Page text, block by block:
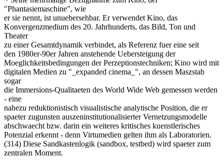
"Phantasiemaschine", wie
er sie nennt, ist unuebersehbar. Er verwendet Kino, das
Konvergenzmedium des 20. Jahrhunderts, das Bild, Ton und
Theater
zu einer Gesamtdynamik verbindet, als Referenz fuer eine seit
den 1980er-90er Jahren anstehende Uebersteigung der
Moeglichkeitsbedingungen der Perzeptionstechniken; Kino wird mit
digitalen Medien zu "_expanded cinema_", an dessen Maszstab
sogar
die Immersions-Qualitaeten des World Wide Web gemessen werden
- eine
nahezu reduktionistisch visualistische analytische Position, die er
spaeter zugunsten auszeninstitutionalisierter Vernetzungsmodelle
abschwaecht bzw. darin ein weiteres kritisches kuenstlerisches
Potenzial erkennt - denn Virtumedien gelten ihm als Laboratorien.
(314) Diese Sandkastenlogik (sandbox, testbed) wird spaeter zum
zentralen Moment.